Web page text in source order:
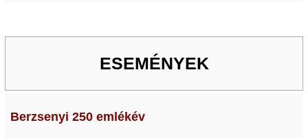
ESEMÉNYEK
Berzsenyi 250 emlékév